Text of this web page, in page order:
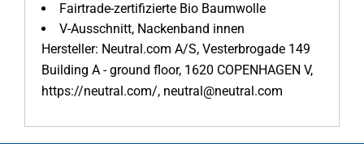
Fairtrade-zertifizierte Bio Baumwolle
V-Ausschnitt, Nackenband innen
Hersteller: Neutral.com A/S, Vesterbrogade 149
Building A - ground floor, 1620 COPENHAGEN V,
https://neutral.com/, neutral@neutral.com